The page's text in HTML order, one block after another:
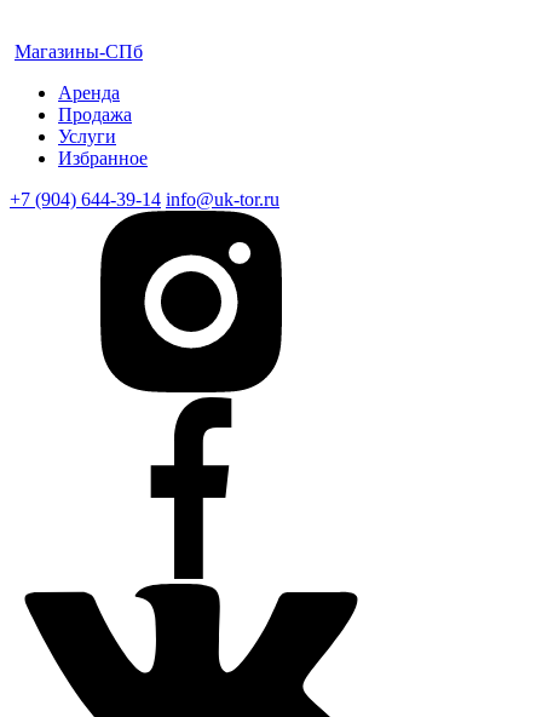
Магазины-СПб
Аренда
Продажа
Услуги
Избранное
+7 (904) 644-39-14 info@uk-tor.ru